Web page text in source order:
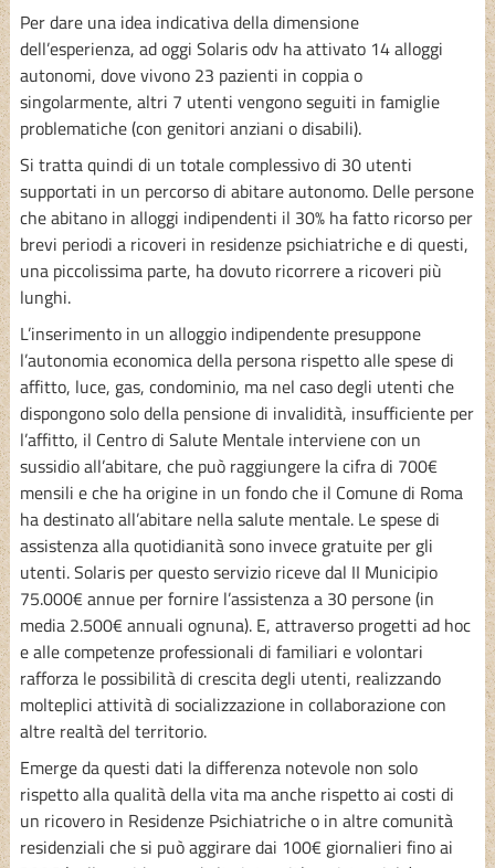
Per dare una idea indicativa della dimensione
dell’esperienza, ad oggi Solaris odv ha attivato 14 alloggi
autonomi, dove vivono 23 pazienti in coppia o
singolarmente, altri 7 utenti vengono seguiti in famiglie
problematiche (con genitori anziani o disabili).
Si tratta quindi di un totale complessivo di 30 utenti
supportati in un percorso di abitare autonomo. Delle persone
che abitano in alloggi indipendenti il 30% ha fatto ricorso per
brevi periodi a ricoveri in residenze psichiatriche e di questi,
una piccolissima parte, ha dovuto ricorrere a ricoveri più
lunghi.
L’inserimento in un alloggio indipendente presuppone
l’autonomia economica della persona rispetto alle spese di
affitto, luce, gas, condominio, ma nel caso degli utenti che
dispongono solo della pensione di invalidità, insufficiente per
l’affitto, il Centro di Salute Mentale interviene con un
sussidio all’abitare, che può raggiungere la cifra di 700€
mensili e che ha origine in un fondo che il Comune di Roma
ha destinato all’abitare nella salute mentale. Le spese di
assistenza alla quotidianità sono invece gratuite per gli
utenti. Solaris per questo servizio riceve dal II Municipio
75.000€ annue per fornire l’assistenza a 30 persone (in
media 2.500€ annuali ognuna). E, attraverso progetti ad hoc
e alle competenze professionali di familiari e volontari
rafforza le possibilità di crescita degli utenti, realizzando
molteplici attività di socializzazione in collaborazione con
altre realtà del territorio.
Emerge da questi dati la differenza notevole non solo
rispetto alla qualità della vita ma anche rispetto ai costi di
un ricovero in Residenze Psichiatriche o in altre comunità
residenziali che si può aggirare dai 100€ giornalieri fino ai